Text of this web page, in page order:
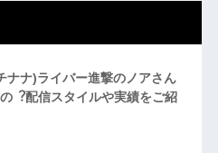
ナナ)ライバー進撃のノアさん
︖配信スタイルや実績をご紹